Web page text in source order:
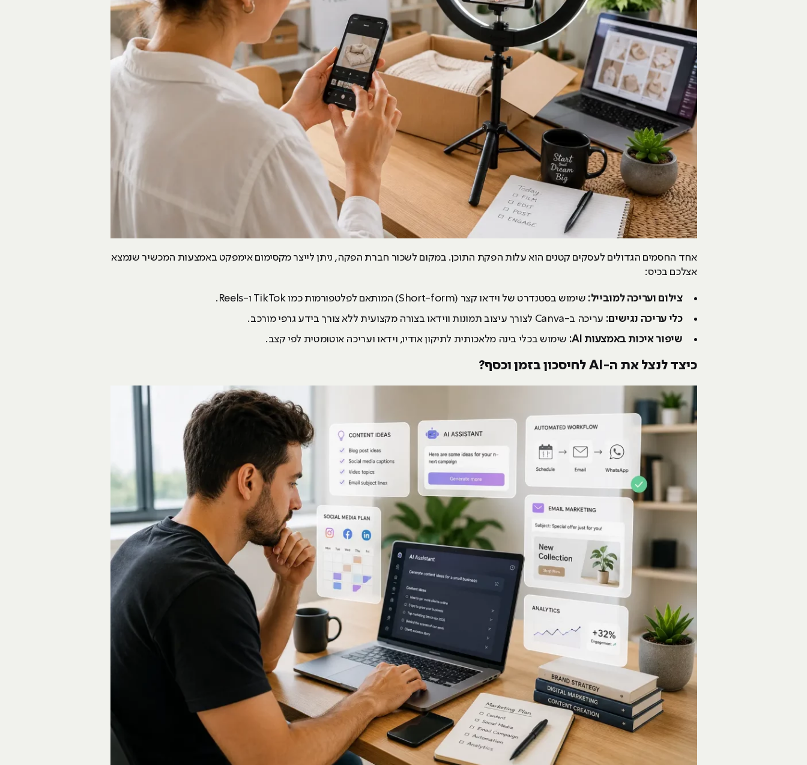
אחד החסמים הגדולים לעסקים קטנים הוא עלות הפקת התוכן. במקום לשכור חברת הפקה, ניתן לייצר מקסימום אימפקט באמצעות המכשיר שנמצא
אצלכם בכיס:
צילום ועריכה למובייל: שימוש בסטנדרט של וידאו קצר (Short-form) המותאם לפלטפורמות כמו TikTok ו-Reels.
כלי עריכה נגישים: עריכה ב-Canva לצורך עיצוב תמונות ווידאו בצורה מקצועית ללא צורך בידע גרפי מורכב.
שיפור איכות באמצעות AI
: שימוש בכלי בינה מלאכותית לתיקון אודיו, וידאו ועריכה אוטומטית לפי קצב.
כיצד לנצל את ה- AI לחיסכון בזמן וכסף?